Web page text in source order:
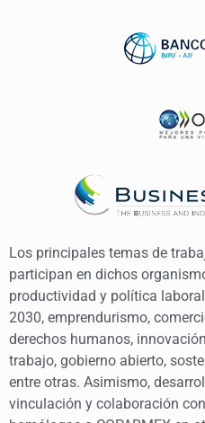
Los principales temas de
participan en dichos
productividad y política
2030, emprendurismo,
derechos humanos,
trabajo, gobierno abierto,
entre otras. Asimismo,
vinculación y colaboración